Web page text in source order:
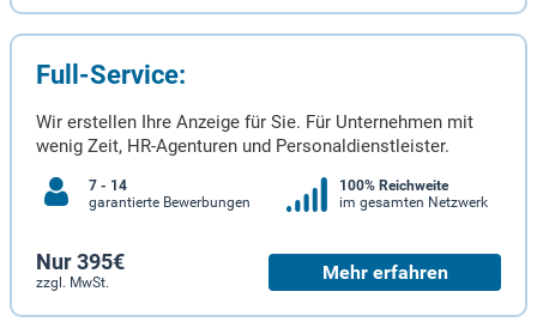
Full-Service:
Wir erstellen Ihre Anzeige für Sie. Für Unternehmen mit
wenig Zeit, HR-Agenturen und Personaldienstleister.
7 - 14
garantierte Bewerbungen
100% Reichweite
im gesamten Netzwerk
Nur 395€
zzgl. MwSt. Mehr erfahren